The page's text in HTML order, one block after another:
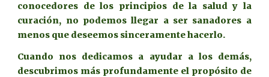
conocedores de los principios de la salud y la
curación, no podemos llegar a ser sanadores a
menos que deseemos sinceramente hacerlo.
Cuando nos dedicamos a ayudar a los demás,
descubrimos más profundamente el propósito de